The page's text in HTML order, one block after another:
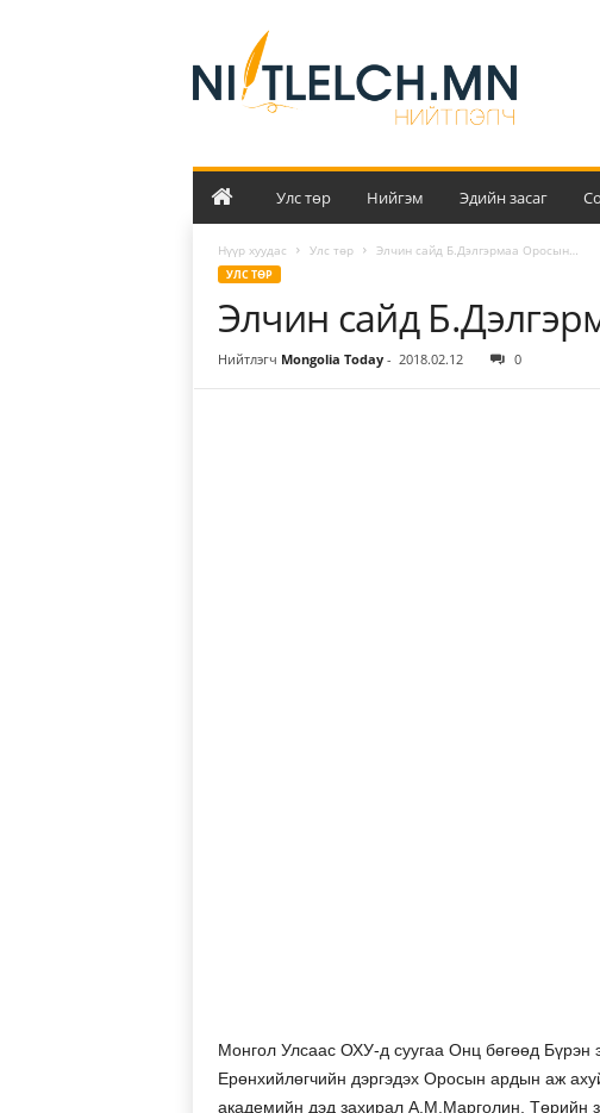
й
т
л
Улс төр Нийгэм Эдийн засаг
Нүүр хуудас Улс төр Элчин сайд Б.Дэлгэрмаа Оросын…
УЛС ТӨР
Элчин сайд
Нийтлэгч Mongolia Today- 2018.02.12 0
Монгол Улсаас ОХУ-д суугаа Онц бөгөөд
Ерөнхийлөгчийн дэргэдэх Оросын ардын аж
академийн дэд захирал А.М.Марголин, Төрийн